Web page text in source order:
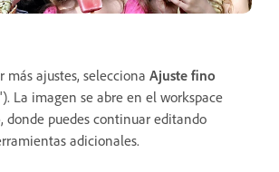
más ajustes, selecciona Ajuste fino
La imagen se abre en el workspace
, donde puedes continuar editando
adicionales.